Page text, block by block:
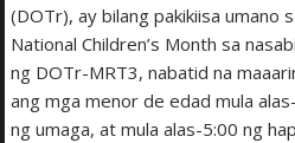
(DOTr), ay bilang pakikiisa umano
National Children’s Month sa
ng DOTr-MRT3, nabatid na
ang mga menor de edad mula
ng umaga, at mula alas-5:00 ng